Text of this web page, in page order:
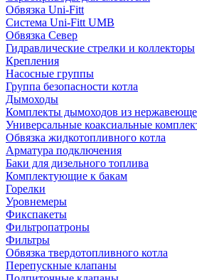
Обвязка Uni-Fitt
Система Uni-Fitt UMB
Обвязка Север
Гидравлические стрелки и коллекторы
Крепления
Насосные группы
Группа безопасности котла
Дымоходы
Комплекты дымоходов из
Универсальные коаксиальные
Обвязка жидкотопливного котла
Арматура подключения
Баки для дизельного топлива
Комплектующие к бакам
Горелки
Уровнемеры
Фикспакеты
Фильтропатроны
Фильтры
Обвязка твердотопливного котла
Перепускные клапаны